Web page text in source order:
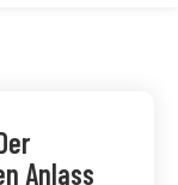
Anlass